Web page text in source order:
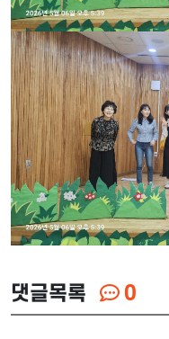
댓글목록 0